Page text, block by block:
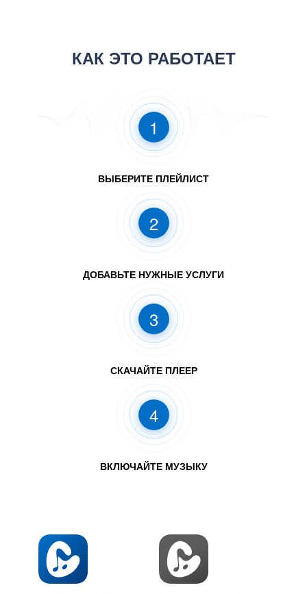
КАК ЭТО РАБОТАЕТ
1
ВЫБЕРИТЕ ПЛЕЙЛИСТ
2
ДОБАВЬТЕ НУЖНЫЕ УСЛУГИ
3
СКАЧАЙТЕ ПЛЕЕР
4
ВКЛЮЧАЙТЕ МУЗЫКУ